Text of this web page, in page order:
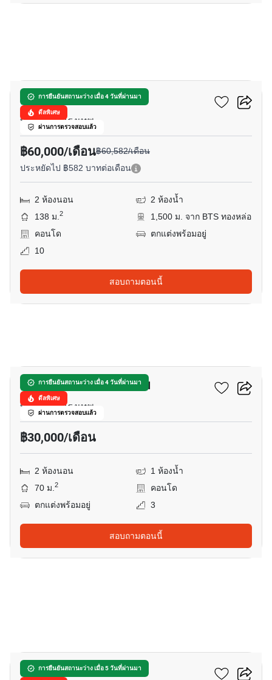
การยืนยันสถานะว่าง เมื่อ 4 วันที่ผ่านมา
ดีลพิเศษ
ผ่านการตรวจสอบแล้ว
โนเบิล ออร่า
ทองหล่อ, กรุงเทพ
฿60,000/เดือน฿60,582/เดือน
ประหยัดไป ฿582 บาทต่อเดือน
2 ห้องนอน
2 ห้องน้ำ
138 ม.2
1,500 ม. จาก BTS ทองหล่อ
คอนโด
ตกแต่งพร้อมอยู่
10
สอบถามตอนนี้
การยืนยันสถานะว่าง เมื่อ 4 วันที่ผ่านมา
ดีลพิเศษ
ผ่านการตรวจสอบแล้ว
บ้านจันทร์ คอนโดมิเนียม
ทองหล่อ, กรุงเทพ
฿30,000/เดือน
2 ห้องนอน
1 ห้องน้ำ
70 ม.2
คอนโด
ตกแต่งพร้อมอยู่
3
สอบถามตอนนี้
การยืนยันสถานะว่าง เมื่อ 5 วันที่ผ่านมา
เบเวอรี่ ทาวเวอร์